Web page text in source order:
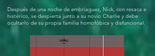
Después de una noche de embriaguez, Nick, con resaca e
histérico, se despierta junto a su novio Charlie y debe
ocultarlo de su propia familia homofóbica y disfuncional.